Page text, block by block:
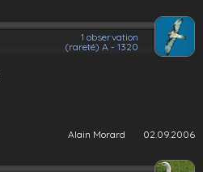
1 observation
(rareté) A - 1320
Alain Morard 02.09.2006